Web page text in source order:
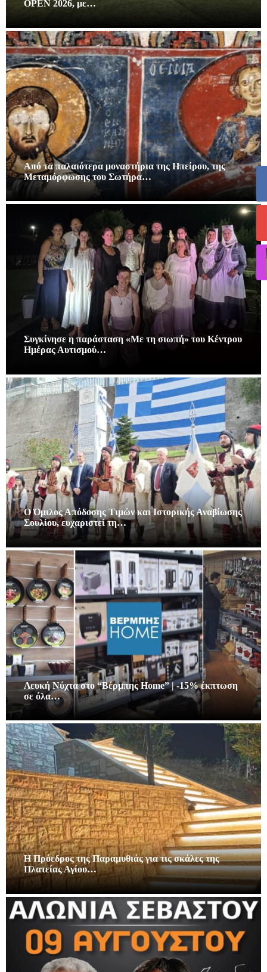
OPEN 2026, με…
Από τα παλαιότερα μοναστήρια της Ηπείρου, της
Μεταμόρφωσης του Σωτήρα…
Συγκίνησε η παράσταση «Με τη σιωπή» του Κέντρου
Ημέρας Αυτισμού…
Ο Όμιλος Απόδοσης Τιμών και Ιστορικής Αναβίωσης
Σουλίου, ευχαριστεί τη…
Λευκή Νύχτα στο “Βέρμπης Home” | -15% έκπτωση
σε όλα…
Η Πρόεδρος της Παραμυθιάς για τις σκάλες της
Πλατείας Αγίου…